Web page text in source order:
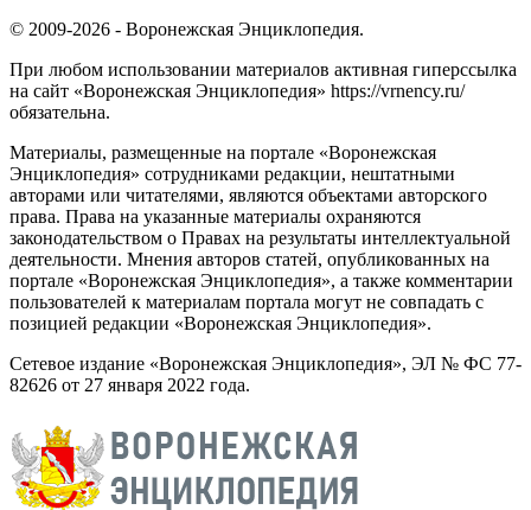
© 2009-2026 - Воронежская Энциклопедия.
При любом использовании материалов активная гиперссылка
на сайт «Воронежская Энциклопедия» https://vrnency.ru/
обязательна.
Материалы, размещенные на портале «Воронежская
Энциклопедия» сотрудниками редакции, нештатными
авторами или читателями, являются объектами авторского
права. Права на указанные материалы охраняются
законодательством о Правах на результаты интеллектуальной
деятельности. Мнения авторов статей, опубликованных на
портале «Воронежская Энциклопедия», а также комментарии
пользователей к материалам портала могут не совпадать с
позицией редакции «Воронежская Энциклопедия».
Сетевое издание «Воронежская Энциклопедия», ЭЛ № ФС 77-
82626 от 27 января 2022 года.